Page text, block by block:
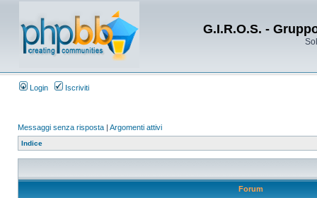
G.I.R.O.S. -
Login Iscriviti
Messaggi senza risposta | Argomenti attivi
Indice
Forum